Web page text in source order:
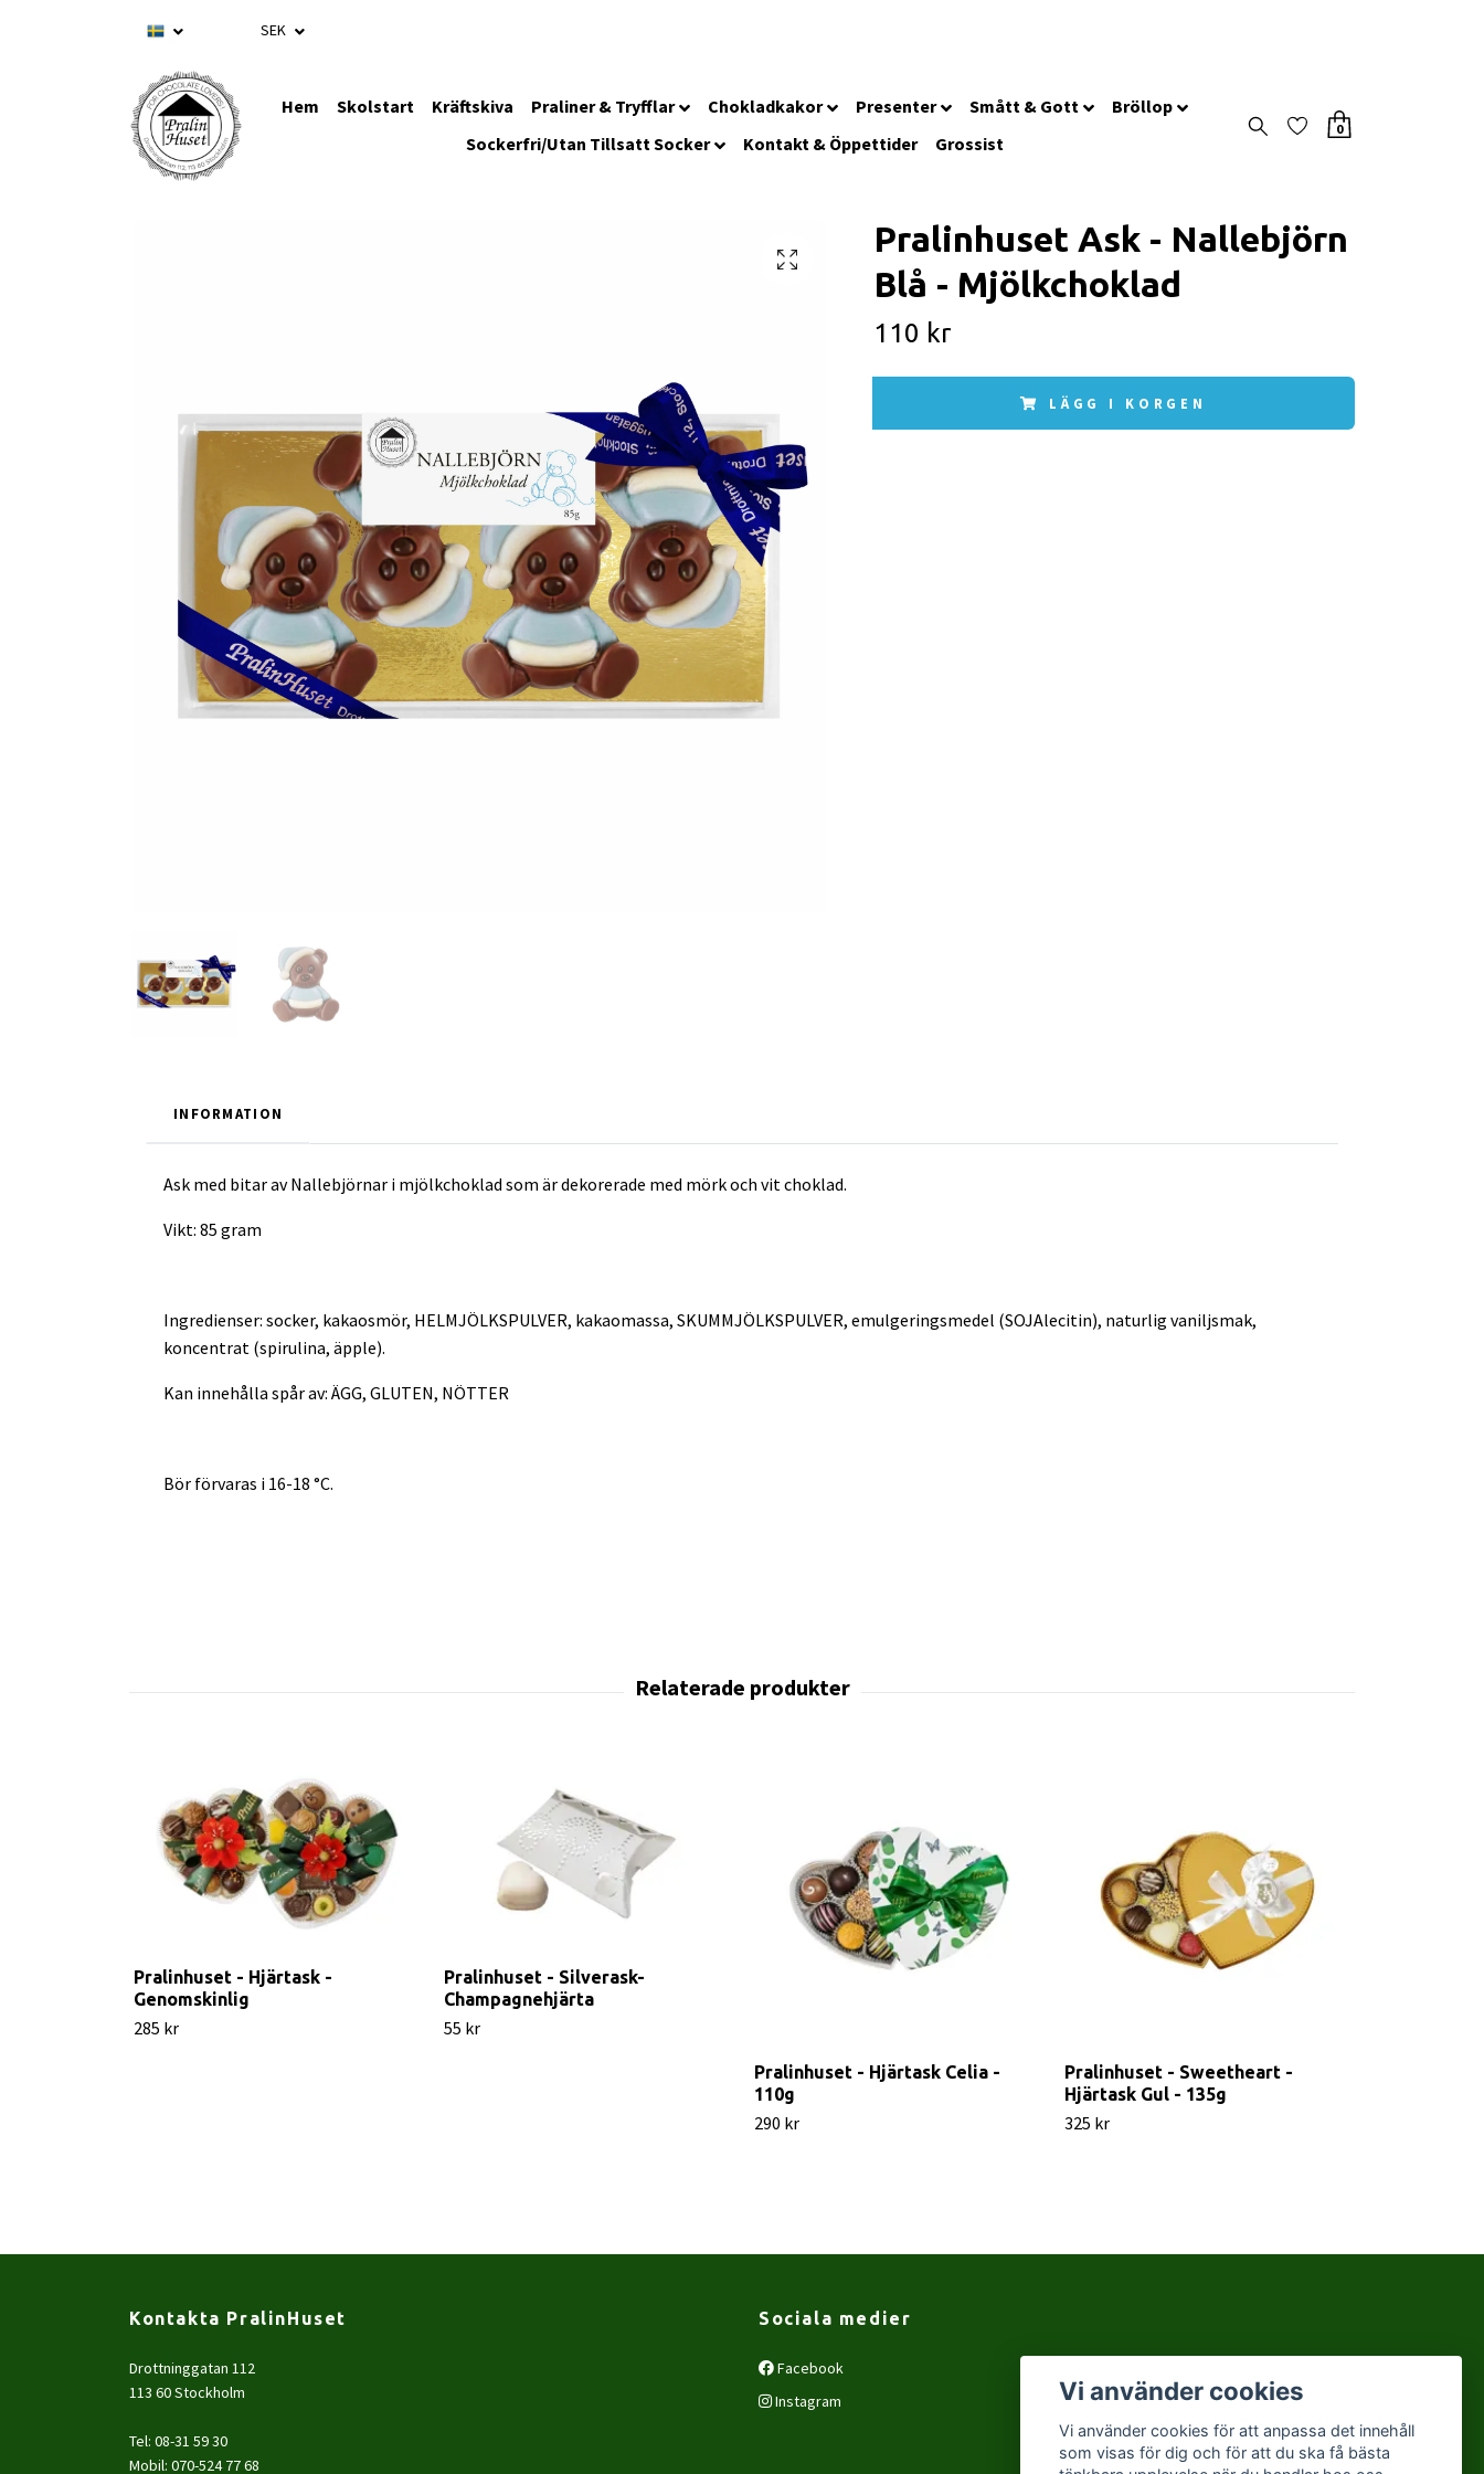
SEK
Hem Skolstart Kräftskiva Praliner & Tryfflar Chokladkakor Presenter Smått & Gott
Bröllop
Sockerfri/Utan Tillsatt Socker
Kontakt & Öppettider Grossist
0
Pralinhuset Ask - Nallebjörn
Blå - Mjölkchoklad
110 kr
LÄGG I KORGEN
INFORMATION
Ask med bitar av Nallebjörnar i mjölkchoklad som är dekorerade med mörk och vit choklad.
Vikt: 85 gram
Ingredienser: socker, kakaosmör, HELMJÖLKSPULVER, kakaomassa, SKUMMJÖLKSPULVER, emulgeringsmedel (SOJAlecitin), naturlig vaniljsmak,
koncentrat (spirulina, äpple).
Kan innehålla spår av: ÄGG, GLUTEN, NÖTTER
Bör förvaras i 16-18 °C.
Pralinhuset - Hjärtask -
Genomskinlig
285 kr
Pralinhuset - Silverask-
Champagnehjärta
55 kr
Pralinhuset - Hjärtask Celia -
110g
290 kr
Pralinhuset - Sweetheart -
Hjärtask Gul - 135g
325 kr
Kontakta PralinHuset
Drottninggatan 112
113 60 Stockholm
Tel: 08-31 59 30
Mobil: 070-524 77 68
Sociala medier
Facebook
Instagram
Vi använder cookies
Vi använder cookies för att anpassa det innehåll
som visas för dig och för att du ska få bästa